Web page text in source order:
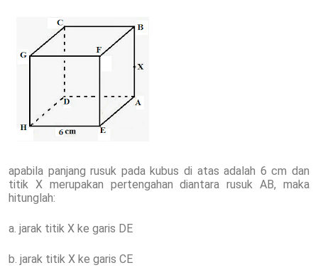
apabila panjang rusuk pada kubus di atas adalah 6 cm dan
titik X merupakan pertengahan diantara rusuk AB, maka
hitunglah:
a. jarak titik X ke garis DE
b. jarak titik X ke garis CE